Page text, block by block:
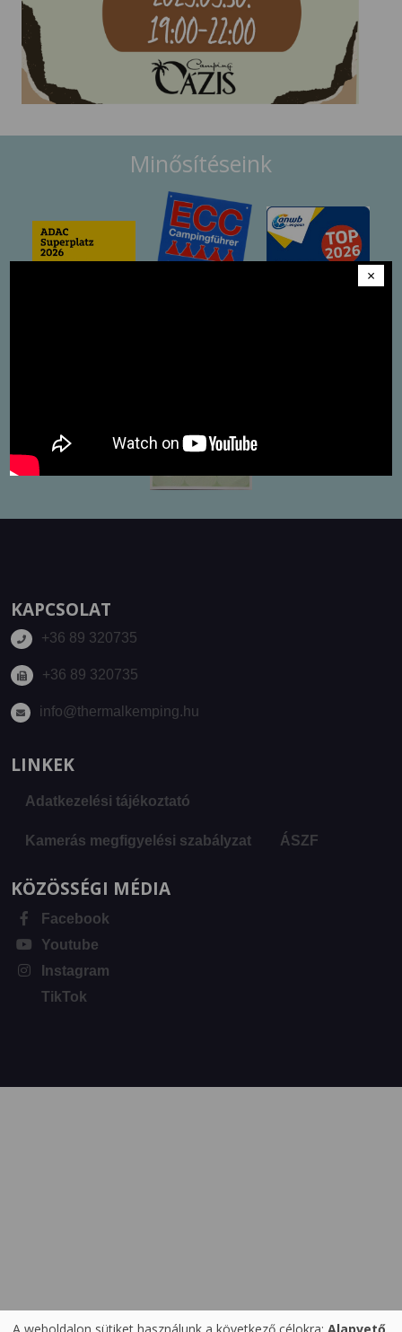
Minősítéseink
KAPCSOLAT
+36 89 320735
+36 89 320735
info@thermalkemping.hu
LINKEK
Adatkezelési tájékoztató
Kamerás megfigyelési szabályzat ÁSZF
KÖZÖSSÉGI MÉDIA
Facebook
Youtube
Instagram
TikTok
×